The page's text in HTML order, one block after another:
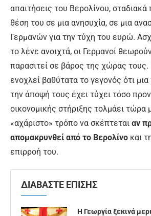
απαιτήσεις του Βερολίνου,
θέση του σε μια ανησυχία, σε μια
Γερμανών για την τύχη του ευρώ.
το λένε ανοιχτά, οι Γερμανοί
παρασιτεί σε βάρος της χώρας τους.
ενοχλεί βαθύτατα το γεγονός ότι
την άποψή τους έχει τύχει τόσο
οικονομικής στήριξης τολμάει τώρα
«αχάριστο» τρόπο να σκέπτεται αν
απομακρυνθεί από το Βερολίνο και
επιρροή του.
ΔΙΑΒΑΣΤΕ ΕΠΙΣΗΣ
Η Γεωργία ξεκινά